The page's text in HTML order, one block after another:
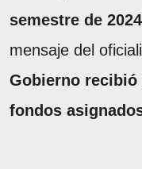
semestre de 2024
mensaje del
Gobierno
fondos